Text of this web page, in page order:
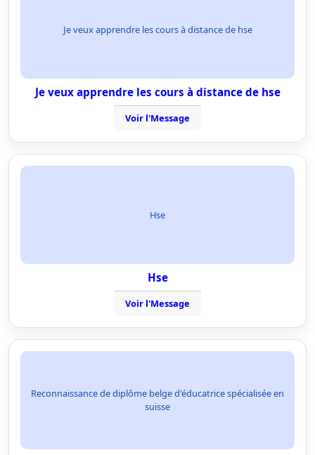
Je veux apprendre les cours à distance de hse
Je veux apprendre les cours à distance de hse
Voir l'Message
Hse
Hse
Voir l'Message
Reconnaissance de diplôme belge d'éducatrice spécialisée en
suisse